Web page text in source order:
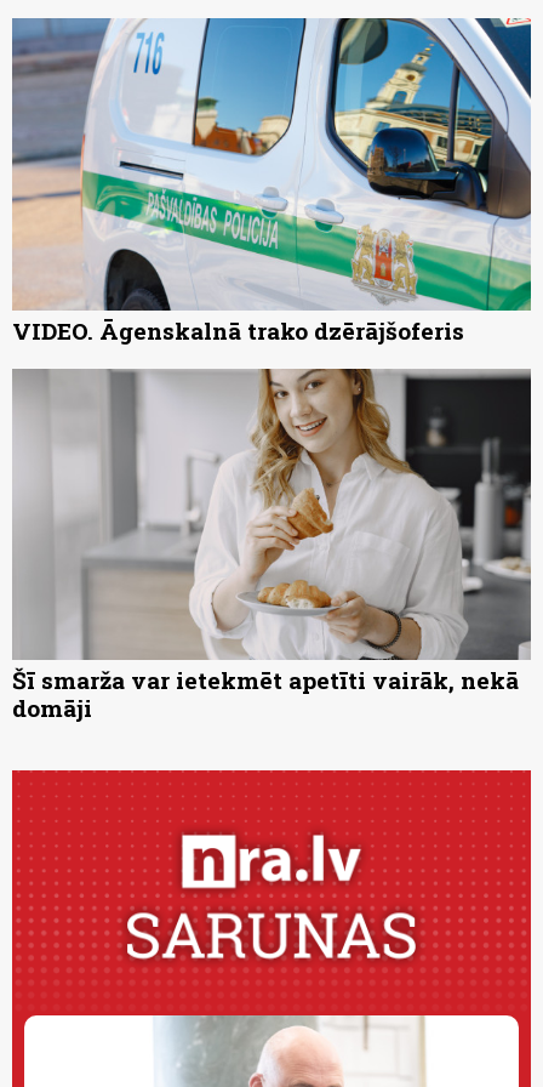
VIDEO. Āgenskalnā trako dzērājšoferis
Šī smarža var ietekmēt apetīti vairāk, nekā
domāji